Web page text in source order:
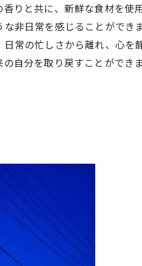
りと共に、新鮮な食材を使
非日常を感じることができ
常の忙しさから離れ、心を
自分を取り戻すことができま